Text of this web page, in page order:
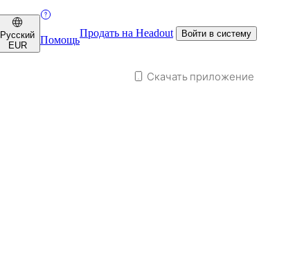
Русский
EUR
Помощь
Продать на Headout Войти в систему
Скачать приложение